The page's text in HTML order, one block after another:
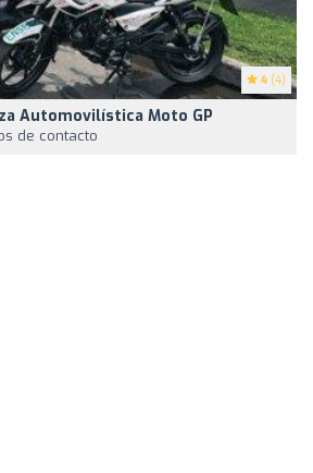
4 (4)
Automovilística Moto GP
de contacto